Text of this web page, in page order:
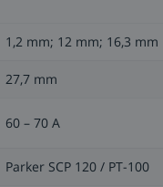
1,2 mm; 12 mm; 16,3 mm
27,7 mm
60 – 70 A
Parker SCP 120 / PT-100